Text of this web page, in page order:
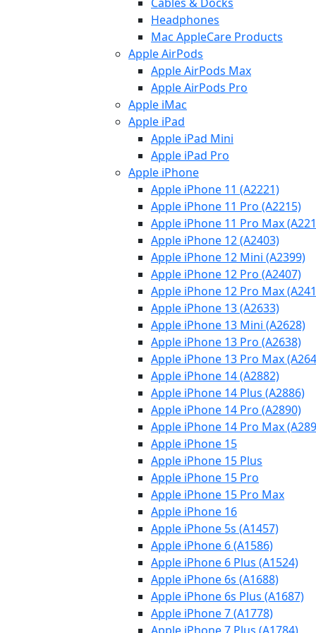
Headphones
Mac AppleCare Products
Apple AirPods
Apple AirPods Max
Apple AirPods Pro
Apple iMac
Apple iPad
Apple iPad Mini
Apple iPad Pro
Apple iPhone
Apple iPhone 11 (A2221)
Apple iPhone 11 Pro (A2215)
Apple iPhone 11 Pro Max
Apple iPhone 12 (A2403)
Apple iPhone 12 Mini (A2399)
Apple iPhone 12 Pro (A2407)
Apple iPhone 12 Pro Max
Apple iPhone 13 (A2633)
Apple iPhone 13 Mini (A2628)
Apple iPhone 13 Pro (A2638)
Apple iPhone 13 Pro Max
Apple iPhone 14 (A2882)
Apple iPhone 14 Plus (A2886)
Apple iPhone 14 Pro (A2890)
Apple iPhone 14 Pro Max
Apple iPhone 15
Apple iPhone 15 Plus
Apple iPhone 15 Pro
Apple iPhone 15 Pro Max
Apple iPhone 16
Apple iPhone 5s (A1457)
Apple iPhone 6 (A1586)
Apple iPhone 6 Plus (A1524)
Apple iPhone 6s (A1688)
Apple iPhone 6s Plus (A1687)
Apple iPhone 7 (A1778)